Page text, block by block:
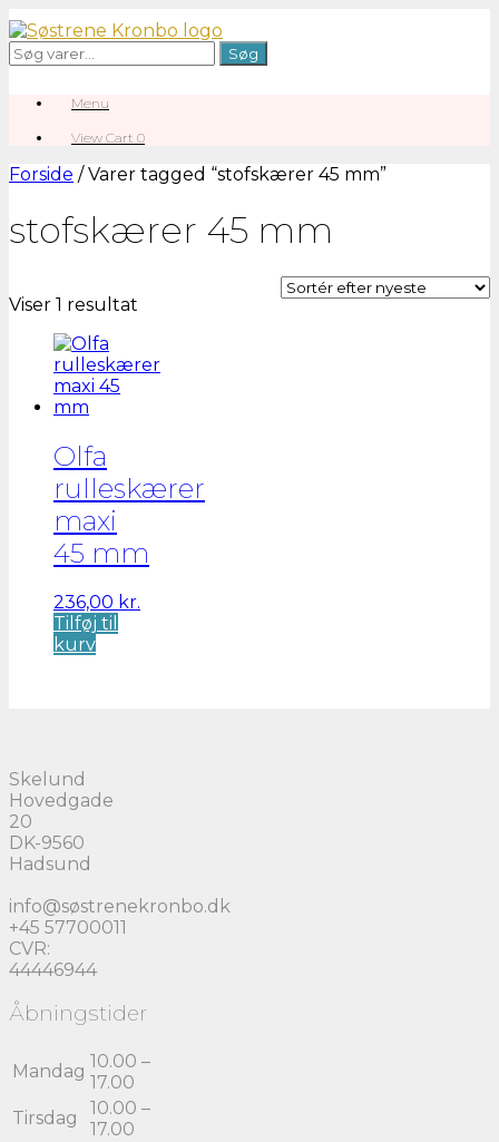
Gå
til
indhold
Søg
efter:
Søg
Menu
View
cart
View Cart 0
Forside / Varer tagged “stofskærer 45 mm”
stofskærer 45 mm
Viser 1 resultat
Olfa
rulleskærer
maxi
45 mm
236,00 kr.
Tilføj til
kurv
Skelund
Hovedgade
20
DK-9560
Hadsund
info@søstrenekronbo.dk
+45 57700011
CVR:
44446944
Åbningstider
Mandag 10.00 –
17.00
Tirsdag
10.00 –
17.00